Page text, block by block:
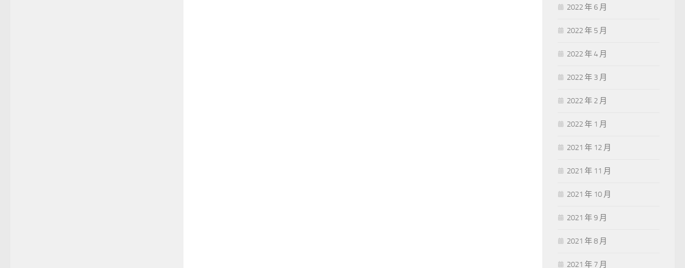
2022 年 6 月
2022 年 5 月
2022 年 4 月
2022 年 3 月
2022 年 2 月
2022 年 1 月
2021 年 12 月
2021 年 11 月
2021 年 10 月
2021 年 9 月
2021 年 8 月
2021 年 7 月